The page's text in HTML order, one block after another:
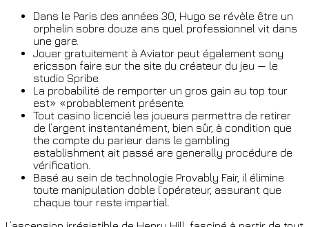
Dans le Paris des années 30, Hugo se révèle être un
orphelin sobre douze ans quel professionnel vit dans
une gare.
Jouer gratuitement à Aviator peut également sony
ericsson faire sur the site du créateur du jeu — le
studio Spribe.
La probabilité de remporter un gros gain au top tour
est» «probablement présente.
Tout casino licencié les joueurs permettra de retirer
de l’argent instantanément, bien sûr, à condition que
the compte du parieur dans le gambling
establishment ait passé are generally procédure de
vérification.
Basé au sein de technologie Provably Fair, il élimine
toute manipulation doble l’opérateur, assurant que
chaque tour reste impartial.